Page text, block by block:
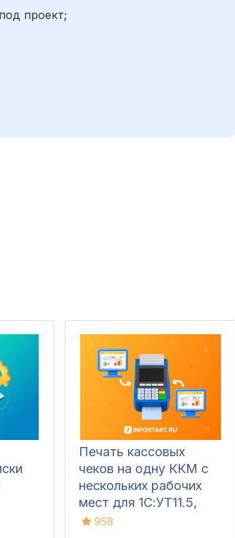
проект;
Печать кассовых
чеков на одну ККМ с
нескольких рабочих
мест для 1С:УТ11.5,
Розница 2.3/3.0, УНФ
958